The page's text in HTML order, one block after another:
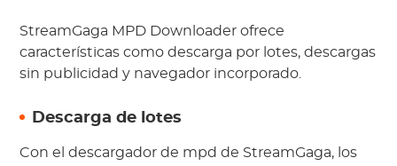
StreamGaga MPD Downloader ofrece
características como descarga por lotes, descargas
sin publicidad y navegador incorporado.
Descarga de lotes
Con el descargador de mpd de StreamGaga, los